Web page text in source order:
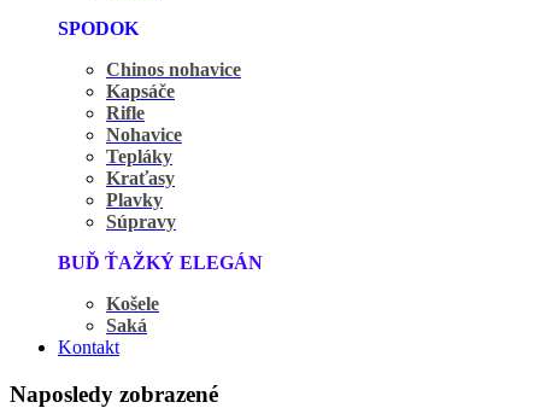
SPODOK
Chinos nohavice
Kapsáče
Rifle
Nohavice
Tepláky
Kraťasy
Plavky
Súpravy
BUĎ ŤAŽKÝ ELEGÁN
Košele
Saká
Kontakt
Naposledy zobrazené